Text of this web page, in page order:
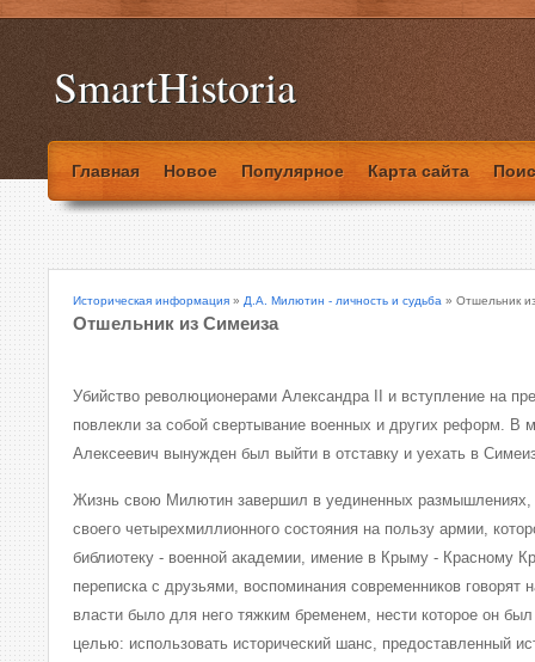
SmartHistoria
Главная Новое Популярное Карта сайта
Историческая информация » Д.А. Милютин - личность и судьба » Отшельник
Отшельник из Симеиза
Убийство революционерами Александра II и вступление на
повлекли за собой свертывание военных и других реформ. В
Алексеевич вынужден был выйти в отставку и уехать в
Жизнь свою Милютин завершил в уединенных размышлениях,
своего четырехмиллионного состояния на пользу армии,
библиотеку - военной академии, имение в Крыму - Красному
переписка с друзьями, воспоминания современников говорят
власти было для него тяжким бременем, нести которое он был
целью: использовать исторический шанс, предоставленный